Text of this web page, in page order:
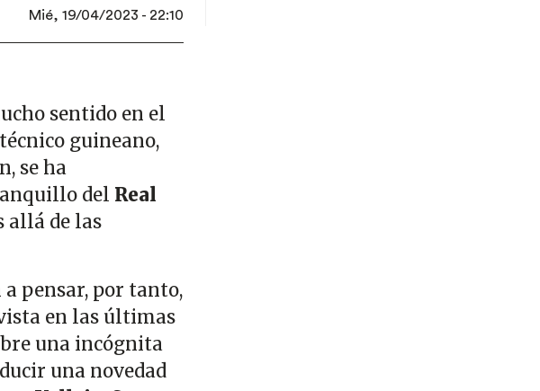
Mié, 19/04/2023 - 22:10
sentido en el
guineano,
se ha
del Real
allá de las
pensar, por tanto,
en las últimas
una incógnita
una novedad